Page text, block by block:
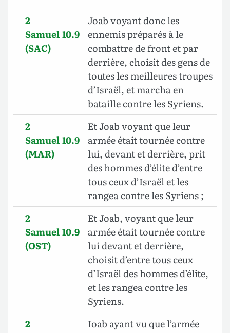
2
Samuel 10.9
(SAC)
Joab voyant donc les
ennemis préparés à le
combattre de front et par
derrière, choisit des gens de
toutes les meilleures troupes
d’Israël, et marcha en
bataille contre les Syriens.
2
Samuel 10.9
(MAR)
Et Joab voyant que leur
armée était tournée contre
lui, devant et derrière, prit
des hommes d’élite d’entre
tous ceux d’Israël et les
rangea contre les Syriens ;
2
Samuel 10.9
(OST)
Et Joab, voyant que leur
armée était tournée contre
lui devant et derrière,
choisit d’entre tous ceux
d’Israël des hommes d’élite,
et les rangea contre les
Syriens.
2
Ioab ayant vu que l’armée